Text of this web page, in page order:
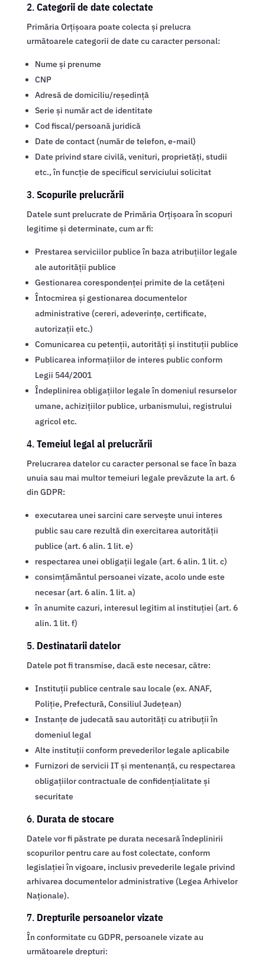
2.Categorii de date colectate
Primăria Orțișoara poate colecta și prelucra
următoarele categorii de date cu caracter personal:
Nume și prenume
CNP
Adresă de domiciliu/reședință
Serie și număr act de identitate
Cod fiscal/persoană juridică
Date de contact (număr de telefon, e-mail)
Date privind stare civilă, venituri, proprietăți, studii
etc., în funcție de specificul serviciului solicitat
3.Scopurile prelucrării
Datele sunt prelucrate de Primăria Orțișoara în scopuri
legitime și determinate, cum ar fi:
Prestarea serviciilor publice în baza atribuțiilor legale
ale autorității publice
Gestionarea corespondenței primite de la cetățeni
Întocmirea și gestionarea documentelor
administrative (cereri, adeverințe, certificate,
autorizații etc.)
Comunicarea cu petenții, autorități și instituții publice
Publicarea informațiilor de interes public conform
Legii 544/2001
Îndeplinirea obligațiilor legale în domeniul resurselor
umane, achizițiilor publice, urbanismului, registrului
agricol etc.
4.Temeiul legal al prelucrării
Prelucrarea datelor cu caracter personal se face în baza
unuia sau mai multor temeiuri legale prevăzute la art. 6
din GDPR:
executarea unei sarcini care servește unui interes
public sau care rezultă din exercitarea autorității
publice (art. 6 alin. 1 lit. e)
respectarea unei obligații legale (art. 6 alin. 1 lit. c)
consimțământul persoanei vizate, acolo unde este
necesar (art. 6 alin. 1 lit. a)
în anumite cazuri, interesul legitim al instituției (art. 6
alin. 1 lit. f)
5. Destinatarii datelor
Datele pot fi transmise, dacă este necesar, către:
Instituții publice centrale sau locale (ex. ANAF,
Poliție, Prefectură, Consiliul Județean)
Instanțe de judecată sau autorități cu atribuții în
domeniul legal
Alte instituții conform prevederilor legale aplicabile
Furnizori de servicii IT și mentenanță, cu respectarea
obligațiilor contractuale de confidențialitate și
securitate
6. Durata de stocare
Datele vor fi păstrate pe durata necesară îndeplinirii
scopurilor pentru care au fost colectate, conform
legislației în vigoare, inclusiv prevederile legale privind
arhivarea documentelor administrative (Legea Arhivelor
Naționale).
7. Drepturile persoanelor vizate
În conformitate cu GDPR, persoanele vizate au
următoarele drepturi: